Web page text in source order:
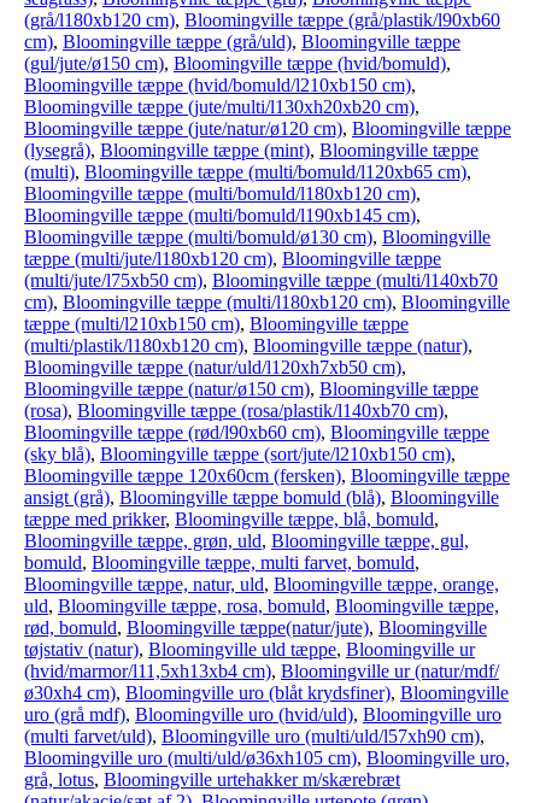
(grå/l180xb120 cm), Bloomingville tæppe (grå/plastik/l90xb60
cm), Bloomingville tæppe (grå/uld), Bloomingville tæppe
(gul/jute/ø150 cm), Bloomingville tæppe (hvid/bomuld),
Bloomingville tæppe (hvid/bomuld/l210xb150 cm),
Bloomingville tæppe (jute/multi/l130xh20xb20 cm),
Bloomingville tæppe (jute/natur/ø120 cm), Bloomingville tæppe
(lysegrå), Bloomingville tæppe (mint), Bloomingville tæppe
(multi), Bloomingville tæppe (multi/bomuld/l120xb65 cm),
Bloomingville tæppe (multi/bomuld/l180xb120 cm),
Bloomingville tæppe (multi/bomuld/l190xb145 cm),
Bloomingville tæppe (multi/bomuld/ø130 cm), Bloomingville
tæppe (multi/jute/l180xb120 cm), Bloomingville tæppe
(multi/jute/l75xb50 cm), Bloomingville tæppe (multi/l140xb70
cm), Bloomingville tæppe (multi/l180xb120 cm), Bloomingville
tæppe (multi/l210xb150 cm), Bloomingville tæppe
(multi/plastik/l180xb120 cm), Bloomingville tæppe (natur),
Bloomingville tæppe (natur/uld/l120xh7xb50 cm),
Bloomingville tæppe (natur/ø150 cm), Bloomingville tæppe
(rosa), Bloomingville tæppe (rosa/plastik/l140xb70 cm),
Bloomingville tæppe (rød/l90xb60 cm), Bloomingville tæppe
(sky blå), Bloomingville tæppe (sort/jute/l210xb150 cm),
Bloomingville tæppe 120x60cm (fersken), Bloomingville tæppe
ansigt (grå), Bloomingville tæppe bomuld (blå), Bloomingville
tæppe med prikker, Bloomingville tæppe, blå, bomuld,
Bloomingville tæppe, grøn, uld, Bloomingville tæppe, gul,
bomuld, Bloomingville tæppe, multi farvet, bomuld,
Bloomingville tæppe, natur, uld, Bloomingville tæppe, orange,
uld, Bloomingville tæppe, rosa, bomuld, Bloomingville tæppe,
rød, bomuld, Bloomingville tæppe(natur/jute), Bloomingville
tøjstativ (natur), Bloomingville uld tæppe, Bloomingville ur
(hvid/marmor/l11,5xh13xb4 cm), Bloomingville ur (natur/mdf/
ø30xh4 cm), Bloomingville uro (blåt krydsfiner), Bloomingville
uro (grå mdf), Bloomingville uro (hvid/uld), Bloomingville uro
(multi farvet/uld), Bloomingville uro (multi/uld/l57xh90 cm),
Bloomingville uro (multi/uld/ø36xh105 cm), Bloomingville uro,
grå, lotus, Bloomingville urtehakker m/skærebræt